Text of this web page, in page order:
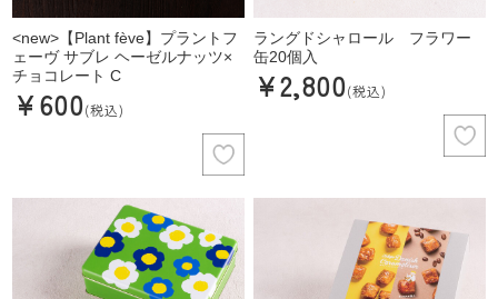
<new>【Plant fève】プラントフ
ェーヴ サブレ ヘーゼルナッツ×
チョコレート C
¥600(税込)
ラングドシャロール フラワー
缶20個入
¥2,800(税込)